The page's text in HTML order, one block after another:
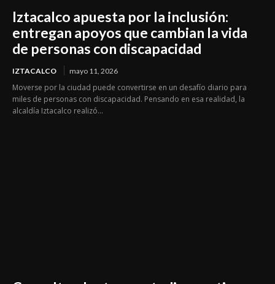
Iztacalco apuesta por la inclusión:
entregan apoyos que cambian la vida
de personas con discapacidad
IZTACALCO mayo 11, 2026
Moverse por la ciudad puede convertirse en un desafío diario para
miles de personas con discapacidad. Pensando en esa realidad, la
alcaldía Iztacalco realizó...